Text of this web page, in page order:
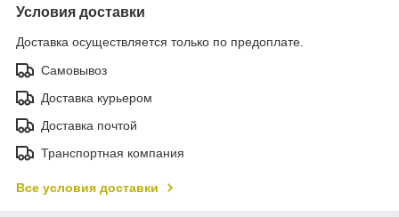
Условия доставки
Доставка осуществляется только по предоплате.
Самовывоз
Доставка курьером
Доставка почтой
Транспортная компания
Все условия доставки